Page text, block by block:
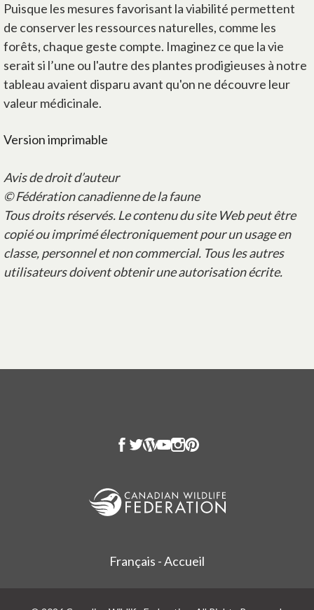
Puisque les mesures favorisant la viabilité permettent
de conserver les ressources naturelles, comme les
forêts, chaque geste compte. Imaginez ce que la vie
serait si l’une ou l'autre des plantes prodigieuses à notre
tableau avaient disparu avant qu'on ne découvre leur
valeur médicinale.
Version imprimable
Avis de droit d’auteur
© Fédération canadienne de la faune
Tous droits réservés. Le contenu du site Web peut être
copié ou imprimé électroniquement pour un usage en
classe, personnel et non commercial. Tous les autres
utilisateurs doivent obtenir une autorisation écrite.
Français - Accueil